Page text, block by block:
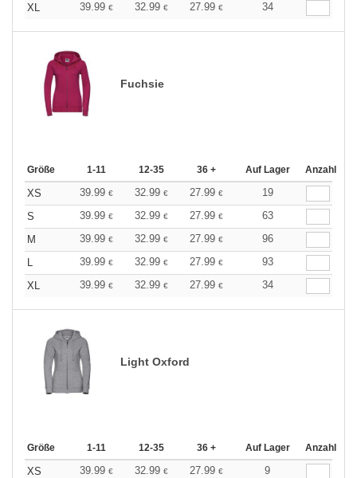
XL
39.99 € 32.99 € 27.99 € 34
Fuchsie
Größe 1-11 12-35 36 + Auf Lager Anzahl
XS 39.99 € 32.99 € 27.99 €
19
S
39.99 € 32.99 € 27.99 €
63
M
39.99 € 32.99 € 27.99 €
96
L
39.99 € 32.99 € 27.99 €
93
XL
39.99 € 32.99 € 27.99 € 34
Light Oxford
Größe 1-11 12-35 36 + Auf Lager Anzahl
XS 39.99 € 32.99 € 27.99 €
9